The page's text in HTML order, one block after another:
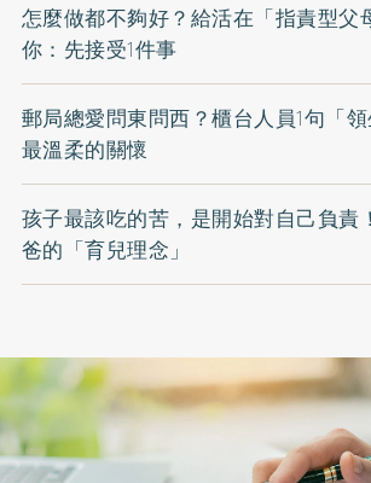
怎麼做都不夠好？給活在「指責型父
你：先接受1件事
郵局總愛問東問西？櫃台人員1句「
最溫柔的關懷
孩子最該吃的苦，是開始對自己負責
爸的「育兒理念」